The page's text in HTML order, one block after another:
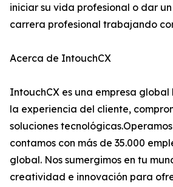
iniciar su vida profesional o dar un
carrera profesional trabajando
Acerca de IntouchCX
IntouchCX es una empresa
la experiencia del cliente,
soluciones
contamos con más de 35.000
global. Nos sumergimos en tu
creatividad e innovación para